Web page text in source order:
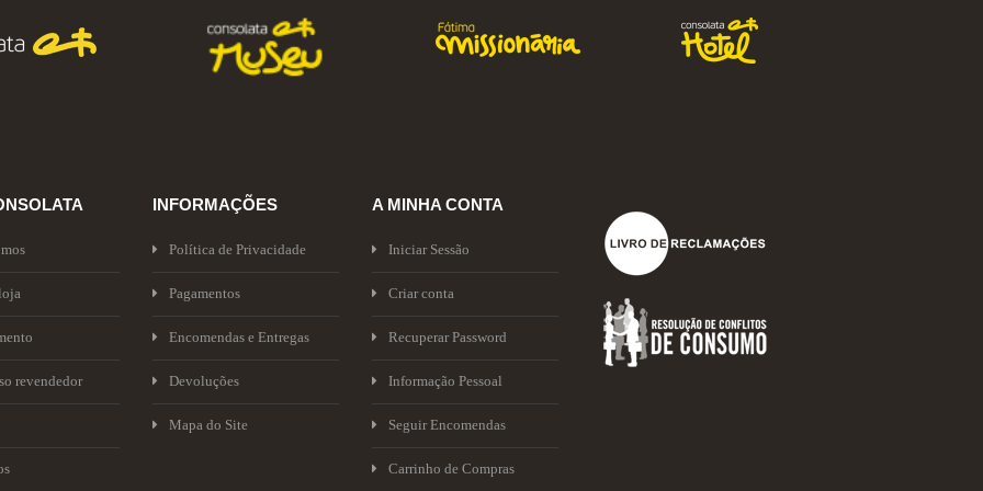
revendedor
INFORMAÇÕES
Política de Privacidade
Pagamentos
Encomendas e Entregas
Devoluções
Mapa do Site
A MINHA CONTA
Iniciar Sessão
Criar conta
Recuperar Password
Informação Pessoal
Seguir Encomendas
Carrinho de Compras